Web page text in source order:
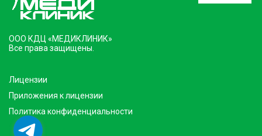
ООО КДЦ «МЕДИКЛИНИК»
Все права защищены.
Лицензии
Приложения к лицензии
Политика конфиденциальности